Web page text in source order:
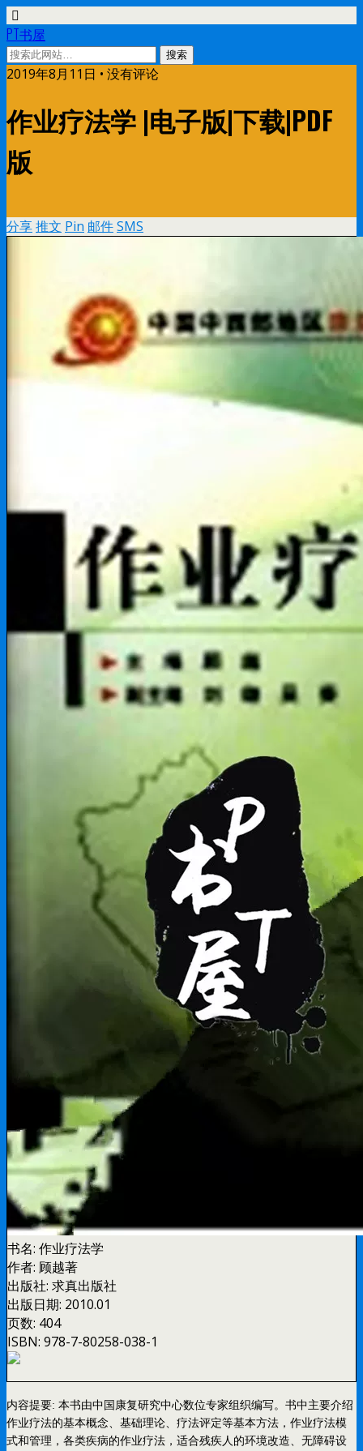
PT书屋
2019年8月11日 • 没有评论
作业疗法学 |电子版|下载|PDF
版
分享推文 Pin 邮件SMS
书名: 作业疗法学
作者: 顾越著
出版社: 求真出版社
出版日期: 2010.01
页数: 404
ISBN: 978-7-80258-038-1
内容提要: 本书由中国康复研究中心数位专家组织编写。书中主要介绍
作业疗法的基本概念、基础理论、疗法评定等基本方法，作业疗法模
式和管理，各类疾病的作业疗法，适合残疾人的环境改造、无障碍设